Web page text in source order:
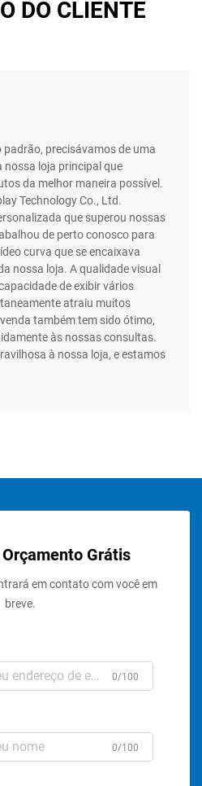
DO CLIENTE
precisávamos de uma
nossa loja principal que
da melhor maneira possível.
Technology Co., Ltd.
que superou nossas
de perto conosco para
curva que se encaixava
nossa loja. A qualidade visual
de exibir vários
atraiu muitos
também tem sido ótimo,
às nossas consultas.
à nossa loja, e estamos
Grátis
em contato com você em
breve.
0/100
0/100